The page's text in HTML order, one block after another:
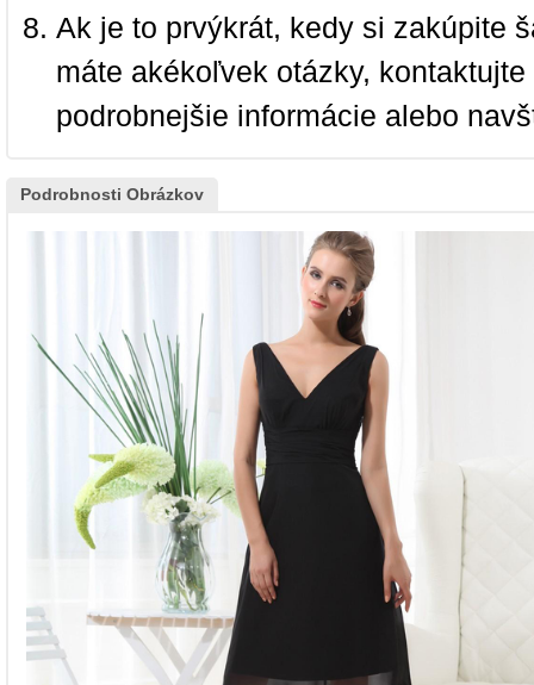
Ak je to prvýkrát, kedy si zakúpite
máte akékoľvek otázky,
podrobnejšie informácie alebo
Podrobnosti Obrázkov